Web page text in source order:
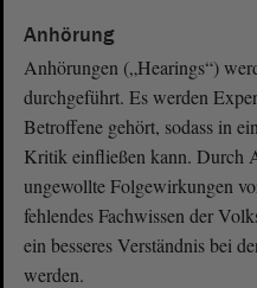
Anhörung
Anhörungen („Hearings“)
durchgeführt. Es werden
Betroffene gehört, sodass in
Kritik einfließen kann. Durch
ungewollte Folgewirkungen
fehlendes Fachwissen der
ein besseres Verständnis bei
werden.